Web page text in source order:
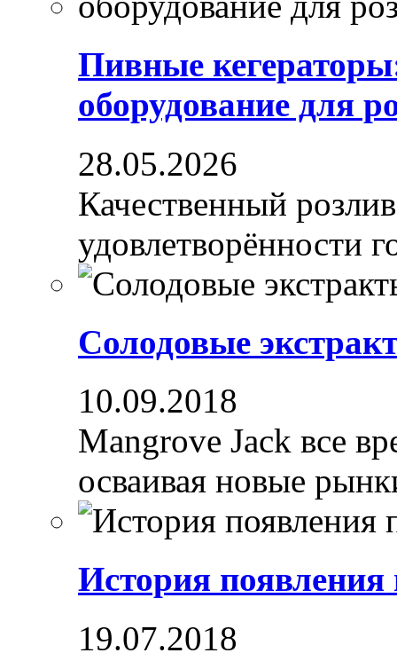
Пивные
оборудование для
28.05.2026
Качественный
удовлетворённости
Солодовые
10.09.2018
Mangrove Jack все
осваивая новые
История появления
19.07.2018